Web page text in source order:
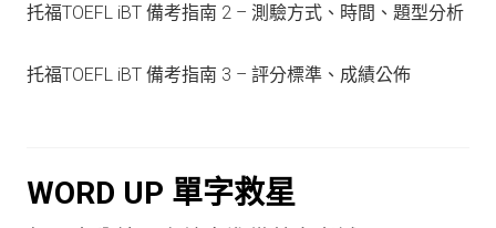
托福TOEFL iBT 備考指南 2 – 測驗方式、時間、題型分析
托福TOEFL iBT 備考指南 3 – 評分標準、成績公佈
WORD UP 單字救星